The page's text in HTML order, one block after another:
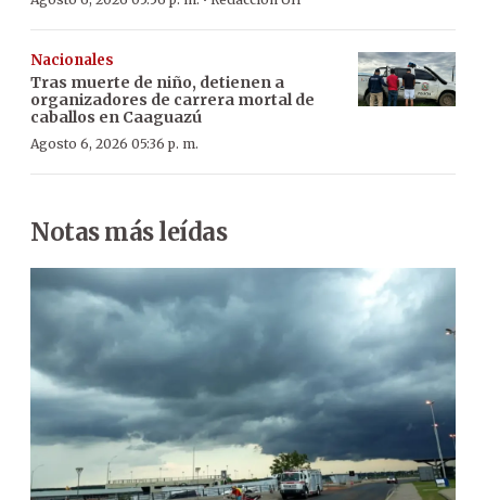
Nacionales
Tras muerte de niño, detienen a
organizadores de carrera mortal de
caballos en Caaguazú
Agosto 6, 2026 05:36 p. m.
Notas más leídas